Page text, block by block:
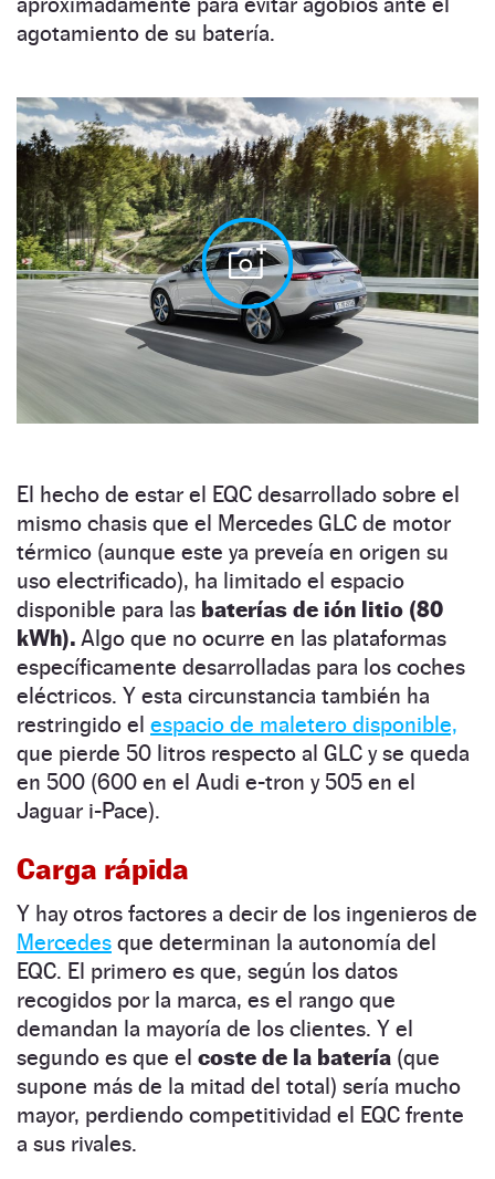
agotamiento de su batería.
El hecho de estar el EQC desarrollado sobre el
mismo chasis que el Mercedes GLC de motor
térmico (aunque este ya preveía en origen su
uso electrificado), ha limitado el espacio
disponible para las baterías de ión litio (80
kWh). Algo que no ocurre en las plataformas
específicamente desarrolladas para los coches
eléctricos. Y esta circunstancia también ha
restringido el espacio de maletero disponible,
que pierde 50 litros respecto al GLC y se queda
en 500 (600 en el Audi e-tron y 505 en el
Jaguar i-Pace).
Carga rápida
Y hay otros factores a decir de los ingenieros de
Mercedes que determinan la autonomía del
EQC. El primero es que, según los datos
recogidos por la marca, es el rango que
demandan la mayoría de los clientes. Y el
segundo es que el coste de la batería (que
supone más de la mitad del total) sería mucho
mayor, perdiendo competitividad el EQC frente
a sus rivales.